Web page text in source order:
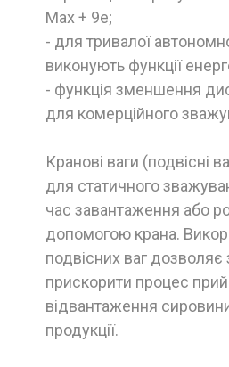
Мах + 9е;
- для тривалої
виконують функції
- функція зменшення
для комерційного
Кранові ваги (подвісні
для статичного
час завантаження або
допомогою крана.
подвісних ваг дозволяє
прискорити процес
відвантаження
продукції.